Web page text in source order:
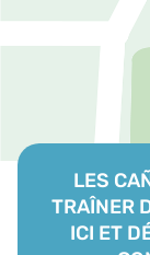
LES
TRAÎNER
ICI ET